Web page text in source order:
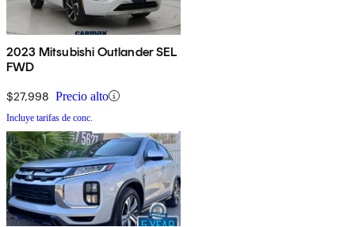
2023 Mitsubishi Outlander SEL
FWD
$27,998 Precio alto
Incluye tarifas de conc.